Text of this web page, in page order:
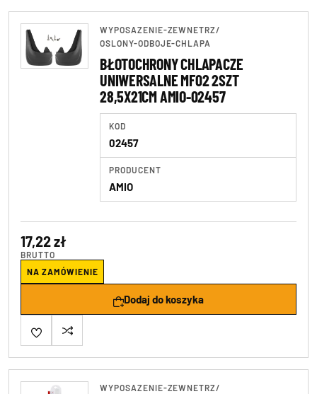
WYPOSAZENIE-ZEWNETRZ/
OSLONY-ODBOJE-CHLAPA
BŁOTOCHRONY CHLAPACZE
UNIWERSALNE MF02 2SZT
28,5X21CM AMIO-02457
KOD
02457
PRODUCENT
AMIO
17,22 zł
BRUTTO
NA ZAMÓWIENIE
Dodaj do koszyka
WYPOSAZENIE-ZEWNETRZ/